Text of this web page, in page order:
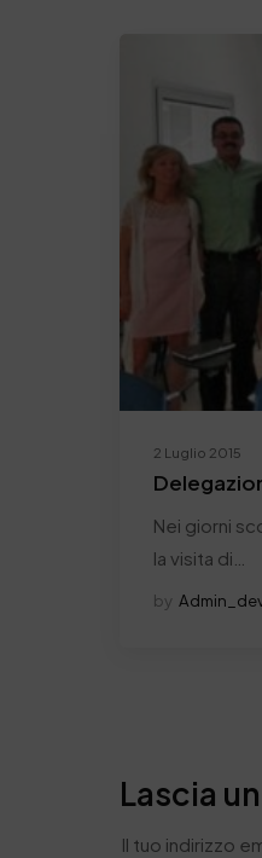
2 Luglio 2015
Nei giorni
la visita di…
by
Lascia
Il tuo indirizzo